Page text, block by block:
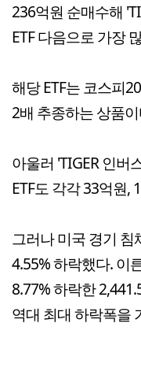
236억원 순매수해
ETF 다음으로 가장
해당 ETF는 코스피
2배 추종하는 상품
아울러 'TIGER 인버
ETF도 각각 33억원,
그러나 미국 경기 침
4.55% 하락했다. 이
8.77% 하락한
역대 최대 하락폭을